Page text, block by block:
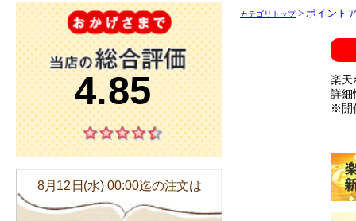
カテゴリトップ> ポイント
楽天
詳細
※開